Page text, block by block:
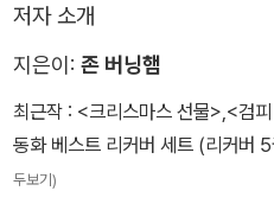
구는 통에 보르카는 모두가 배워야
못한다. 엄마, 아빠마저 너무 바빠
르카가 빠졌다는 사실을 아무도
버린다.
저자 소개
지은이: 존 버닝햄
최근작 : <크리스마스 선물>,<검
동화 베스트 리커버 세트 (리커버
두보기)